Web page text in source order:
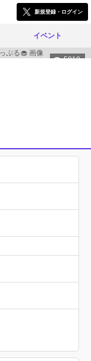
新規登録・ログイン
イベント
5018